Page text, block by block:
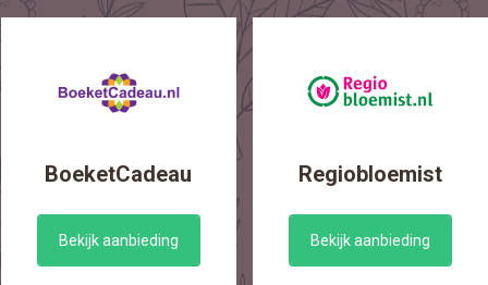
BoeketCadeau
Bekijk aanbieding
Regiobloemist
Bekijk aanbieding